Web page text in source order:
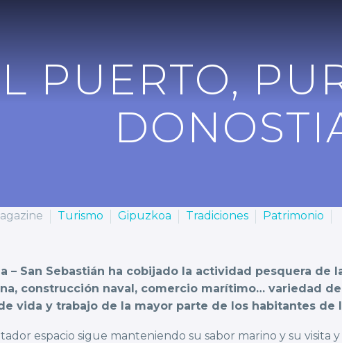
PUERTO,
Turismo Gipuzkoa Tradiciones Patrimonio
– San Sebastián ha cobijado la actividad pesquera
construcción naval, comercio marítimo… variedad
vida y trabajo de la mayor parte de los habitantes de
espacio sigue manteniendo su sabor marino y su visita